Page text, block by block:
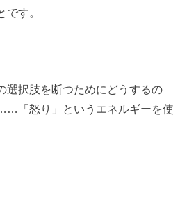
です。
選択肢を断つためにどうするの
「怒り」というエネルギーを使